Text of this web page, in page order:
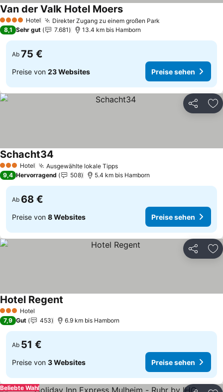
4 Sterne Hotel Direkter Zugang zu einem großen Park
Van der Valk Hotel MoersPreise sehen
8,1 Sehr gut 7.681 13.4 km bis Hamborn
Ab 75 €
Preise von 23 Websites Preise sehen
Teilen
3 SterneHotel Ausgewählte lokale TippsPreise sehen
Schacht34
9,4 Hervorragend 508 5.4 km bis Hamborn
Ab 68 €
Preise von 8 Websites Preise sehen
Teilen
3 SterneHotel
Hotel Regent
7,9 Gut 453 6.9 km bis Hamborn
Ab 51 €
Preise von 3 Websites Preise sehen
Beliebte Wahl